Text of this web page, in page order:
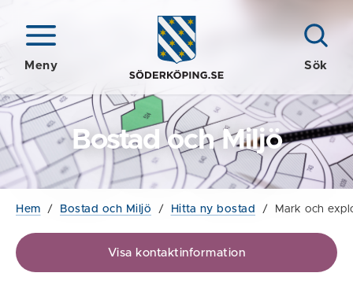
Meny Sök
Bostad och Miljö
Hem / Bostad och Miljö / Hitta ny bostad / Mark och
Visa kontaktinformation